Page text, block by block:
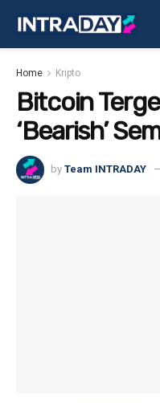
Home Kripto
Bitcoin
‘Bearish’
by Team INTRADAY